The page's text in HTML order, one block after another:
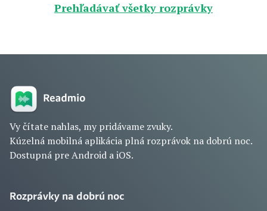
Prehľadávať všetky rozprávky
Vy čítate nahlas, my pridávame zvuky.
Kúzelná mobilná aplikácia plná rozprávok na dobrú noc.
Dostupná pre Android a iOS.
Rozprávky na dobrú noc